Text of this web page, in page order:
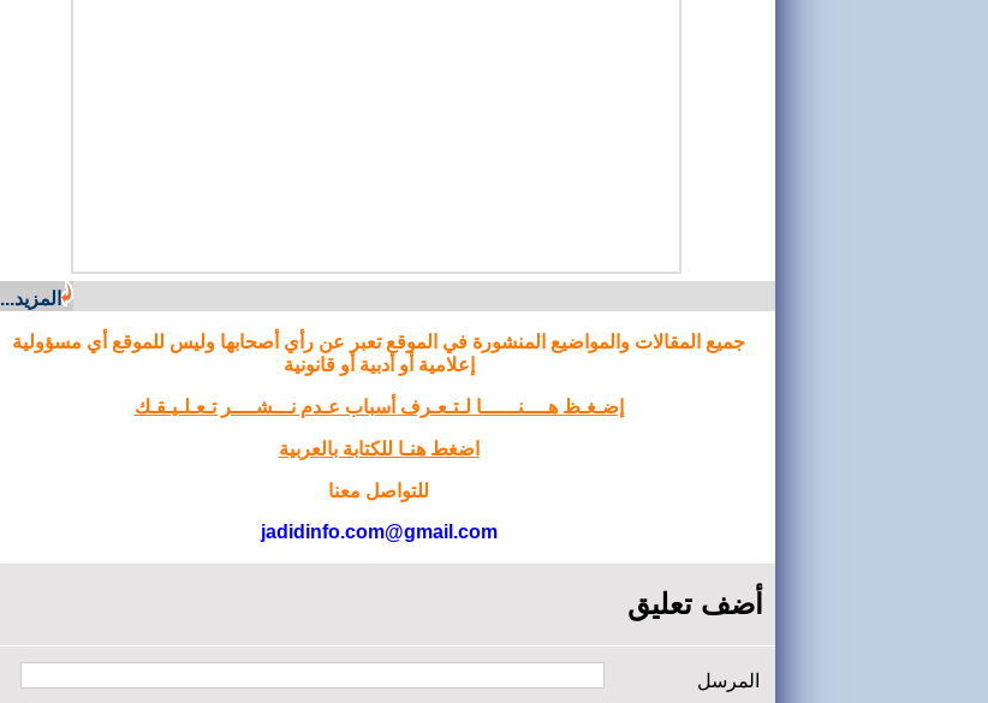
المزيد...
جميع المقالات والمواضيع المنشورة في الموقع تعبر عن رأي أصحابها وليس للموقع أي مسؤولية
إعلامية أو أدبية أو قانونية
إضـغـظ هــــنــــــا لـتـعـرف أسباب عـدم نـــشــــر تـعـلـيـقـك
اضغط هنـا للكتابة بالعربية
للتواصل معنا
jadidinfo.com@gmail.com
أضف تعليق
المرسل